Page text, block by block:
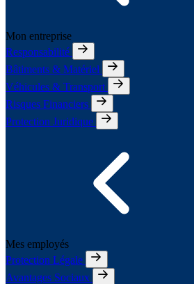
Mon entreprise
Responsabilité
Bâtiments & Matériel
Véhicules & Transport
Risques Financiers
Protection Juridique
Mes employés
Protection Légale
Avantages Sociaux